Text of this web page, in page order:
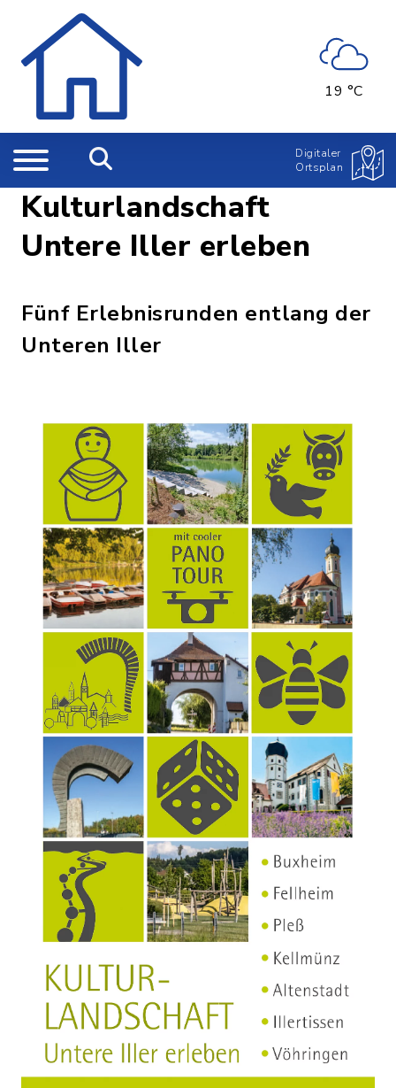
19 °C
Digitaler
Ortsplan
Kulturlandschaft
Untere Iller erleben
Fünf Erlebnisrunden entlang der
Unteren Iller